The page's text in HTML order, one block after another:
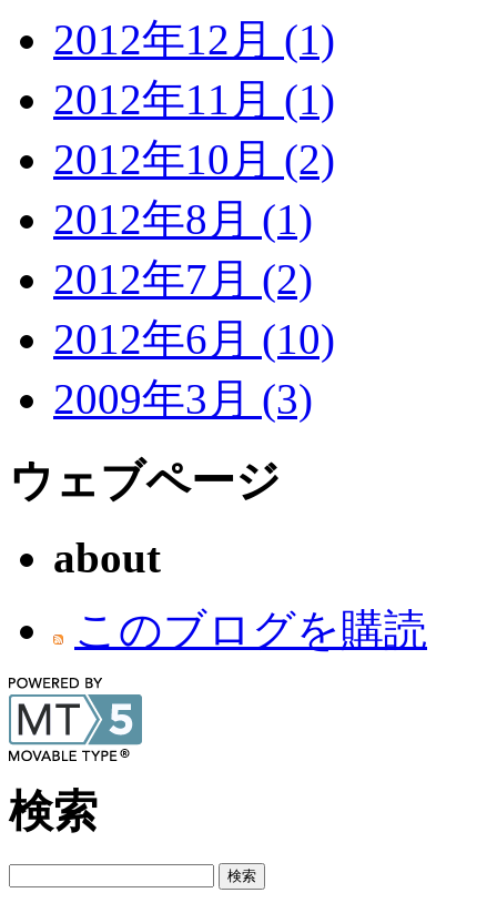
2012年12月 (1)
2012年11月 (1)
2012年10月 (2)
2012年8月 (1)
2012年7月 (2)
2012年6月 (10)
2009年3月 (3)
ウェブページ
about
このブログを購読
検索